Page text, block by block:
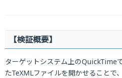
【検証概要】
ターゲットシステム上のQuickTime
たTeXMLファイルを開かせることで